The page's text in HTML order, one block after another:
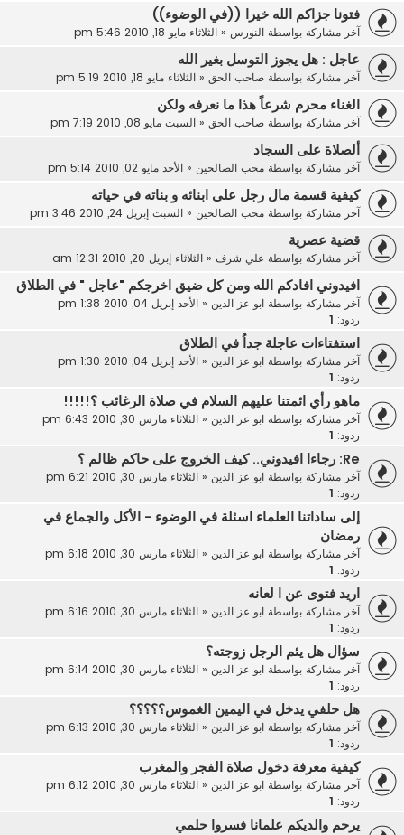
فتونا جزاكم الله خيرا ((في الوضوء))
آخر مشاركة بواسطة النورس« الثلاثاء مايو 18, 2010 5:46 pm
عاجل : هل يجوز التوسل بغير الله
آخر مشاركة بواسطة صاحب الحق« الثلاثاء مايو 18, 2010 5:19 pm
الغناء محرم شرعاً هذا ما نعرفه ولكن
آخر مشاركة بواسطة صاحب الحق« السبت مايو 08, 2010 7:19 pm
ألصلاة على السجاد
آخر مشاركة بواسطة محب الصالحين« الأحد مايو 02, 2010 5:14 pm
كيفية قسمة مال رجل على ابنائه و بناته في حياته
آخر مشاركة بواسطة محب الصالحين« السبت إبريل 24, 2010 3:46 pm
قضية عصرية
آخر مشاركة بواسطة علي شرف« الثلاثاء إبريل 20, 2010 12:31 am
افيدوني افادكم الله ومن كل ضيق اخرجكم "عاجل " في الطلاق
آخر مشاركة بواسطة ابو عز الدين« الأحد إبريل 04, 2010 1:38 pm
ردود:
استفتاءات عاجلة جداُ في الطلاق
آخر مشاركة بواسطة ابو عز الدين« الأحد إبريل 04, 2010 1:30 pm
ردود:
ماهو رأي ائمتنا عليهم السلام في صلاة الرغائب ؟!!!!!
آخر مشاركة بواسطة ابو عز الدين« الثلاثاء مارس 30, 2010 6:43 pm
ردود:
Re: رجاءا افيدوني.. كيف الخروج على حاكم ظالم ؟
آخر مشاركة بواسطة ابو عز الدين« الثلاثاء مارس 30, 2010 6:21 pm
ردود:
إلى ساداتنا العلماء اسئلة في الوضوء - الأكل والجماع في
رمضان
آخر مشاركة بواسطة ابو عز الدين« الثلاثاء مارس 30, 2010 6:18 pm
ردود:
اريد فتوى عن ا لعانه
آخر مشاركة بواسطة ابو عز الدين« الثلاثاء مارس 30, 2010 6:16 pm
ردود:
سؤال هل يئم الرجل زوجته؟
آخر مشاركة بواسطة ابو عز الدين« الثلاثاء مارس 30, 2010 6:14 pm
ردود:
هل حلفي يدخل في اليمين الغموس؟؟؟؟؟
آخر مشاركة بواسطة ابو عز الدين« الثلاثاء مارس 30, 2010 6:13 pm
ردود:
كيفية معرفة دخول صلاة الفجر والمغرب
آخر مشاركة بواسطة ابو عز الدين« الثلاثاء مارس 30, 2010 6:12 pm
ردود:
يرحم والديكم علمانا فسروا حلمي